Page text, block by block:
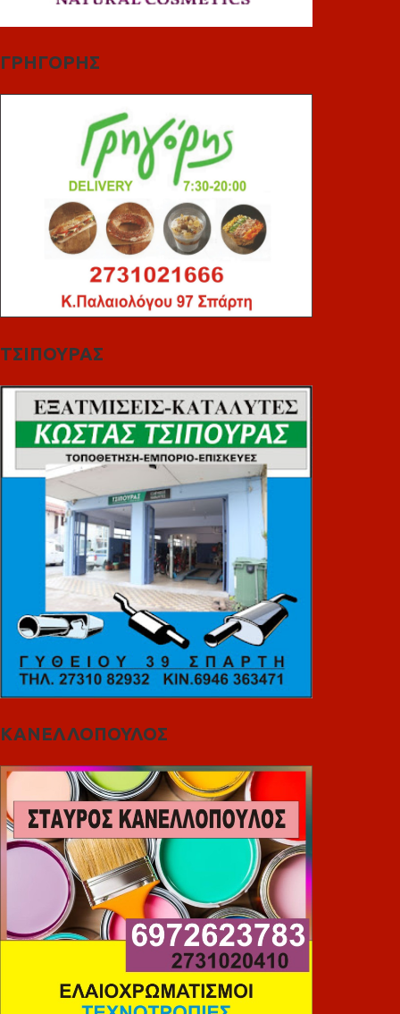
ΓΡΗΓΟΡΗΣ
ΤΣΙΠΟΥΡΑΣ
ΚΑΝΕΛΛΟΠΟΥΛΟΣ